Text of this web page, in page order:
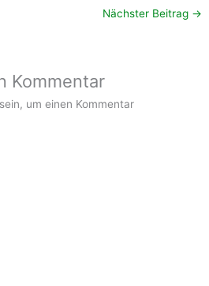
Nächster Beitrag →
Kommentar
um einen Kommentar